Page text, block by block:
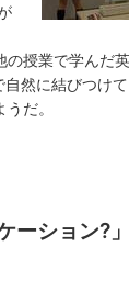
授業で学んだ
然に結びつけ
だ。
ーション